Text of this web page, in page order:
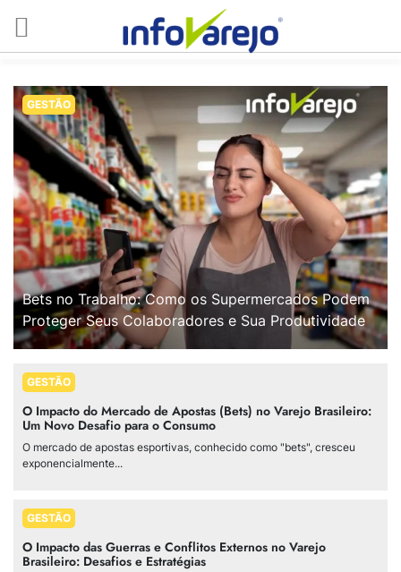
GESTÃO
Bets no Trabalho: Como os Supermercados Podem
Proteger Seus Colaboradores e Sua Produtividade
GESTÃO
O Impacto do Mercado de Apostas (Bets) no Varejo Brasileiro:
Um Novo Desafio para o Consumo
O mercado de apostas esportivas, conhecido como "bets", cresceu
exponencialmente...
GESTÃO
O Impacto das Guerras e Conflitos Externos no Varejo
Brasileiro: Desafios e Estratégias